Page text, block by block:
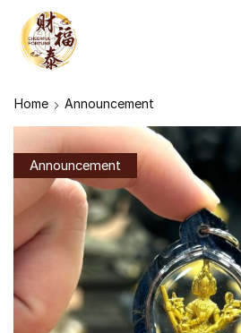
Home Announcement
Announcement